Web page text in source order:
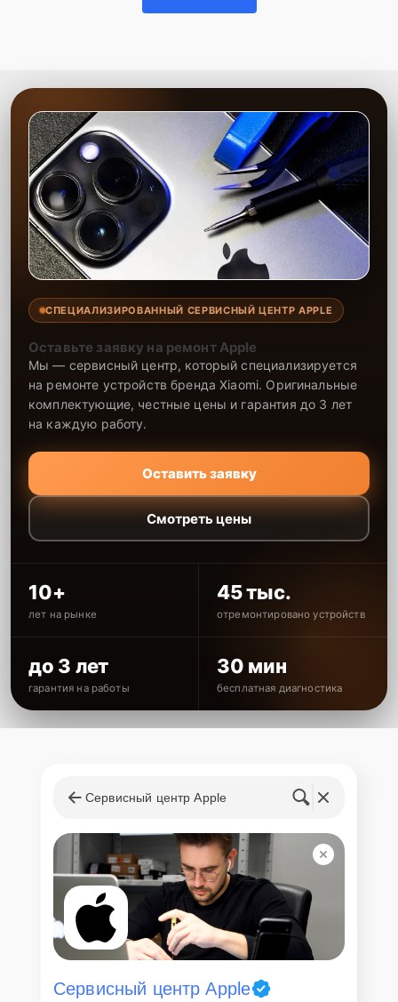
СПЕЦИАЛИЗИРОВАННЫЙ СЕРВИСНЫЙ ЦЕНТР APPLE
Оставьте заявку на ремонт Apple
Мы — сервисный центр, который специализируется
на ремонте устройств бренда Xiaomi. Оригинальные
комплектующие, честные цены и гарантия до 3 лет
на каждую работу.
Оставить заявку
Смотреть цены
10+
лет на рынке
45 тыс.
отремонтировано устройств
до 3 лет
гарантия на работы
30 мин
бесплатная диагностика
Сервисный центр Apple
Сервисный центр Apple